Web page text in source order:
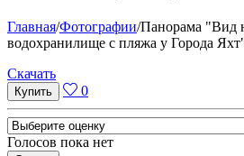
Главная/Фотографии/Панорама "Вид
водохранилище с пляжа у Города
Cкачать
0
Голосов пока нет